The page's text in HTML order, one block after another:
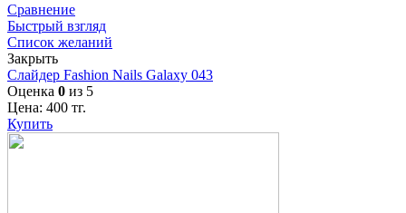
Сравнение
Быстрый взгляд
Список желаний
Закрыть
Слайдер Fashion Nails Galaxy 043
Оценка 0 из 5
Цена: 400 тг.
Купить